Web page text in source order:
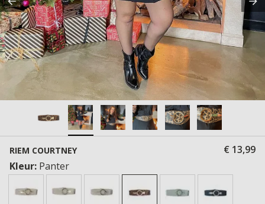
RIEM COURTNEY
€ 13,99
Kleur: Panter